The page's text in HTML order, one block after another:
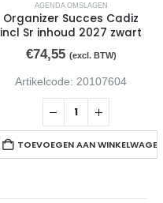
AGENDA OMSLAGEN
Organizer Succes Cadiz
incl Sr inhoud 2027 zwart
€74,55 (excl. BTW)
Artikelcode: 20107604
TOEVOEGEN AAN